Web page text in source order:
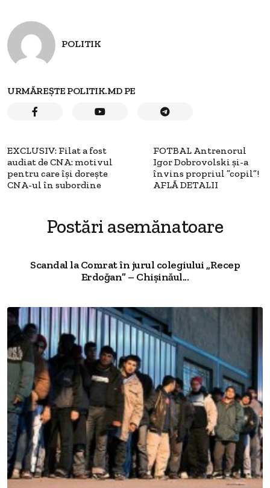
POLITIK
URMĂREȘTE POLITIK.MD PE
EXCLUSIV: Filat a fost
audiat de CNA: motivul
pentru care îşi doreşte
CNA-ul în subordine
FOTBAL Antrenorul
Igor Dobrovolski și-a
învins propriul ”copil”!
AFLĂ DETALII
Postări asemănatoare
Scandal la Comrat în jurul colegiului „Recep
Erdoğan” – Chișinăul...